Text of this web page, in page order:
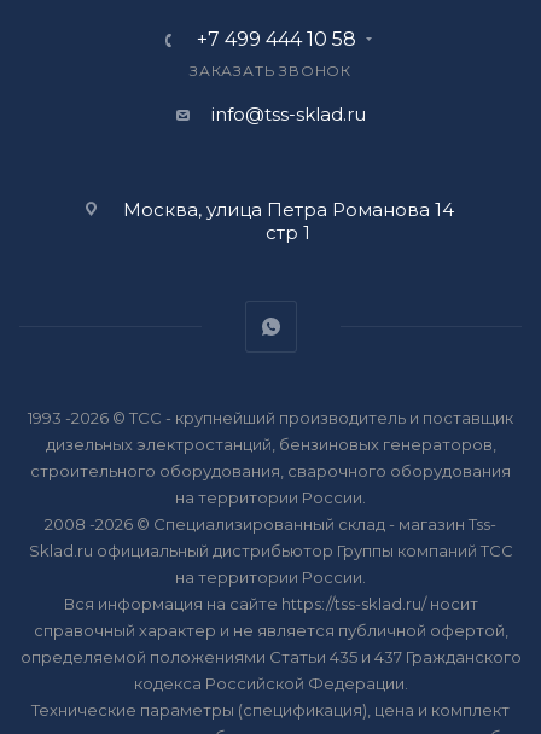
+7 499 444 10 58
ЗАКАЗАТЬ ЗВОНОК
info@tss-sklad.ru
Москва, улица Петра Романова 14
стр 1
1993 -2026 © ТСС - крупнейший производитель и поставщик
дизельных электростанций, бензиновых генераторов,
строительного оборудования, сварочного оборудования
на территории России.
2008 -2026 © Специализированный склад - магазин Tss-
Sklad.ru официальный дистрибьютор Группы компаний ТСС
на территории России.
Вся информация на сайте https://tss-sklad.ru/ носит
справочный характер и не является публичной офертой,
определяемой положениями Статьи 435 и 437 Гражданского
кодекса Российской Федерации.
Технические параметры (спецификация), цена и комплект